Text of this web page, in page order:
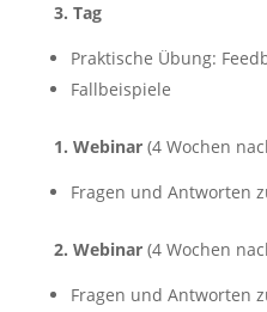
3. Tag
Praktische Übung:
Fallbeispiele
1. Webinar(4 Wochen
Fragen und Antworten
2. Webinar(4 Wochen
Fragen und Antworten